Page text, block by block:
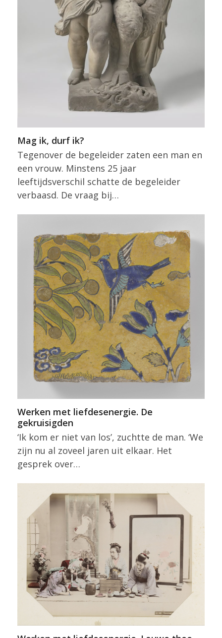
Mag ik, durf ik?
Tegenover de begeleider zaten een man en
een vrouw. Minstens 25 jaar
leeftijdsverschil schatte de begeleider
verbaasd. De vraag bij…
Werken met liefdesenergie. De
gekruisigden
‘Ik kom er niet van los’, zuchtte de man. ‘We
zijn nu al zoveel jaren uit elkaar. Het
gesprek over…